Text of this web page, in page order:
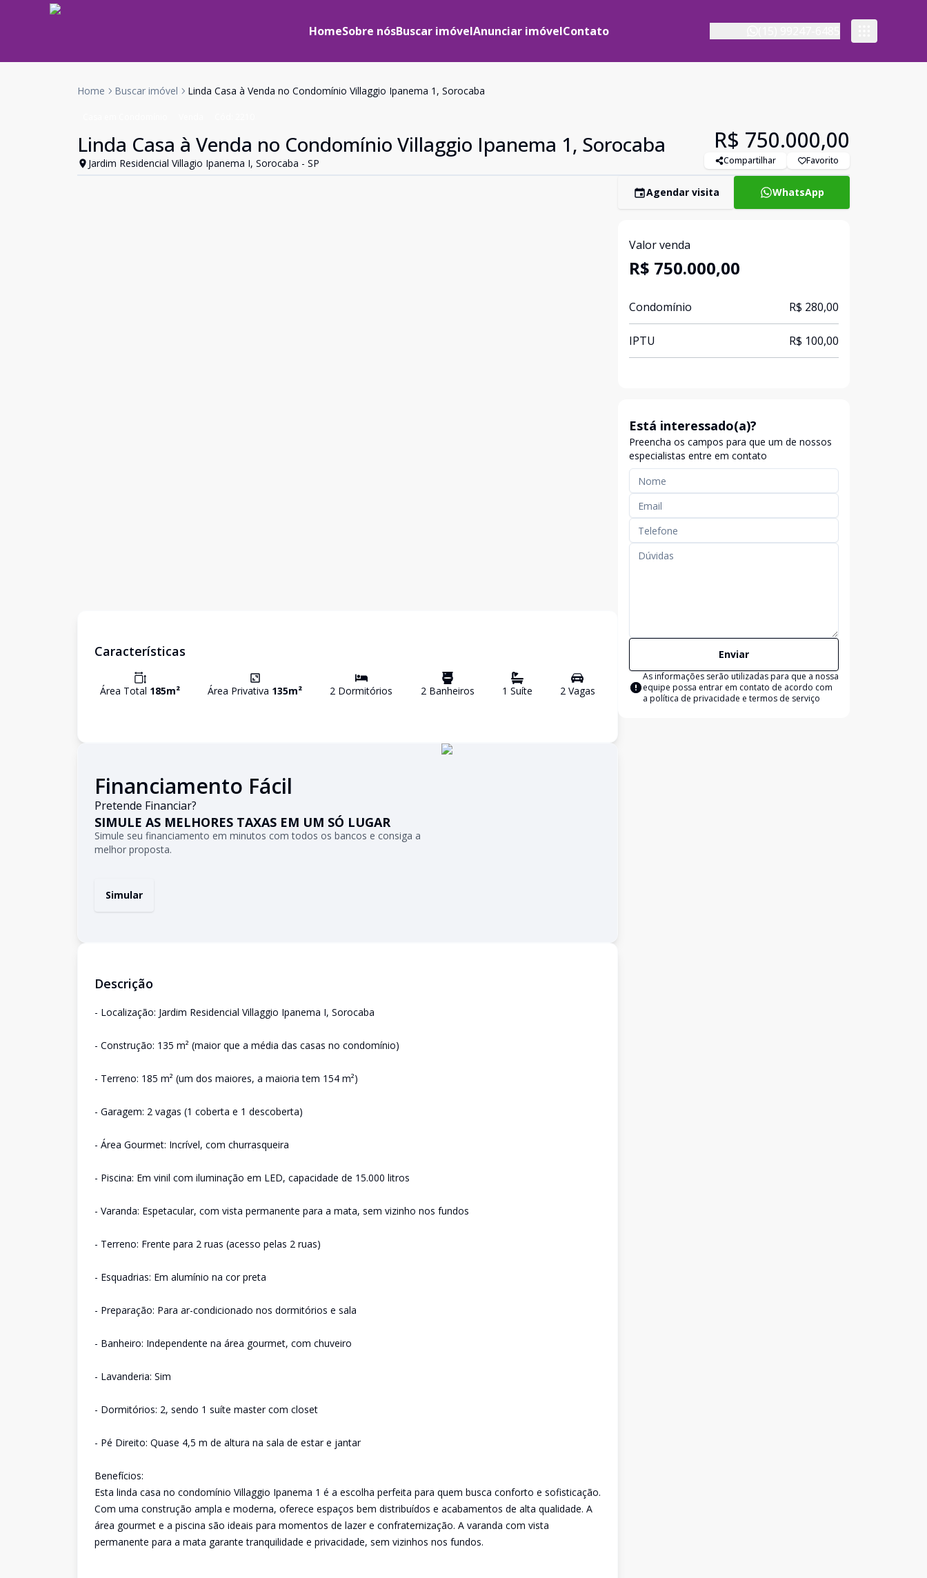
HomeSobre nósBuscar imóvelAnunciar imóvelContato
Home Buscar imóvel Linda Casa à Venda no Condomínio Villaggio Ipanema 1, Sorocaba
Linda Casa à Venda no Condomínio Villaggio Ipanema 1, Sorocaba
Jardim Residencial Villagio Ipanema I, Sorocaba - SP
R$ 750.000,00
Compartilhar Favorito
Características
Área Total 185m² Área Privativa 135m² 2 Dormitórios 2Banheiros 1 Suíte 2Vagas
Financiamento Fácil
Pretende Financiar?
SIMULE AS MELHORES TAXAS EM UM SÓ LUGAR
Simule seu financiamento em minutos com todos os bancos e consiga a
melhor proposta.
Simular
Descrição
- Localização: Jardim Residencial Villaggio Ipanema I, Sorocaba
- Construção: 135 m² (maior que a média das casas no condomínio)
- Terreno: 185 m² (um dos maiores, a maioria tem 154 m²)
- Garagem: 2 vagas (1 coberta e 1 descoberta)
- Área Gourmet: Incrível, com churrasqueira
- Piscina: Em vinil com iluminação em LED, capacidade de 15.000 litros
- Varanda: Espetacular, com vista permanente para a mata, sem vizinho nos fundos
- Terreno: Frente para 2 ruas (acesso pelas 2 ruas)
- Esquadrias: Em alumínio na cor preta
- Preparação: Para ar-condicionado nos dormitórios e sala
- Banheiro: Independente na área gourmet, com chuveiro
- Lavanderia: Sim
- Dormitórios: 2, sendo 1 suíte master com closet
- Pé Direito: Quase 4,5 m de altura na sala de estar e jantar
Benefícios:
Esta linda casa no condomínio Villaggio Ipanema 1 é a escolha perfeita para quem busca conforto e sofisticação.
Com uma construção ampla e moderna, oferece espaços bem distribuídos e acabamentos de alta qualidade. A
área gourmet e a piscina são ideais para momentos de lazer e confraternização. A varanda com vista
permanente para a mata garante tranquilidade e privacidade, sem vizinhos nos fundos.
Agendar visita WhatsApp
Valor venda
R$ 750.000,00
Condomínio R$ 280,00
IPTU R$ 100,00
Está interessado(a)?
Preencha os campos para que um de nossos
especialistas entre em contato
Enviar
As informações serão utilizadas para que a nossa
equipe possa entrar em contato de acordo com
a política de privacidade e termos de serviço